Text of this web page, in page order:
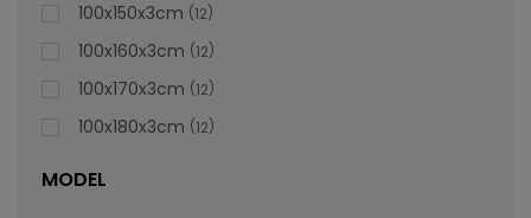
100x150x3cm 12
100x160x3cm 12
100x170x3cm 12
100x180x3cm 12
MODEL